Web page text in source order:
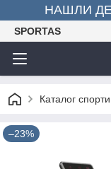
НАШЛИ
SPORTAS
Каталог
–23%